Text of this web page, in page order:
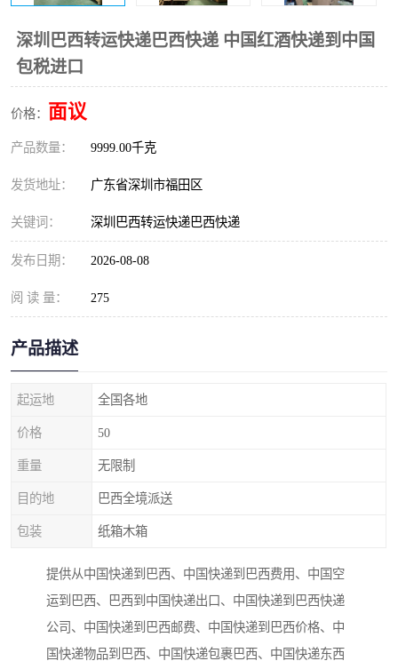
深圳巴西转运快递巴西快递 中国红酒快递到中国
包税进口
价格： 面议
产品数量： 9999.00千克
发货地址： 广东省深圳市福田区
关键词： 深圳巴西转运快递巴西快递
发布日期： 2026-08-08
阅 读 量： 275
产品描述
起运地 全国各地
价格 50
重量 无限制
目的地 巴西全境派送
包装 纸箱木箱
提供从中国快递到巴西、中国快递到巴西费用、中国空
运到巴西、巴西到中国快递出口、中国快递到巴西快递
公司、中国快递到巴西邮费、中国快递到巴西价格、中
国快递物品到巴西、中国快递包裹巴西、中国快递东西